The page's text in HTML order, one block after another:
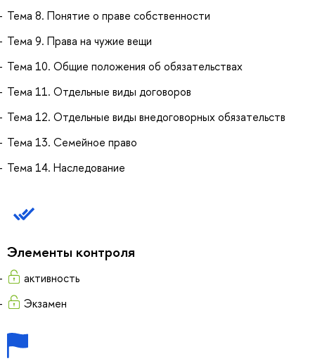
Тема 8. Понятие о праве собственности
Тема 9. Права на чужие вещи
Тема 10. Общие положения об обязательствах
Тема 11. Отдельные виды договоров
Тема 12. Отдельные виды внедоговорных обязательств
Тема 13. Семейное право
Тема 14. Наследование
Элементы контроля
активность
Экзамен